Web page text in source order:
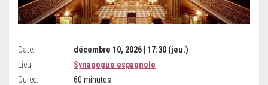
Date:
décembre 10, 2026 | 17:30 (jeu.)
Lieu:
Synagogue espagnole
Durée:
60 minutes